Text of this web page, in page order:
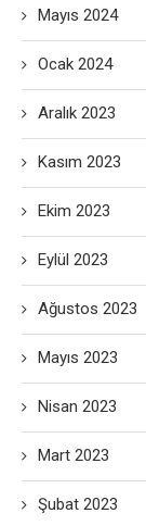
Mayıs 2024
Ocak 2024
Aralık 2023
Kasım 2023
Ekim 2023
Eylül 2023
Ağustos 2023
Mayıs 2023
Nisan 2023
Mart 2023
Şubat 2023